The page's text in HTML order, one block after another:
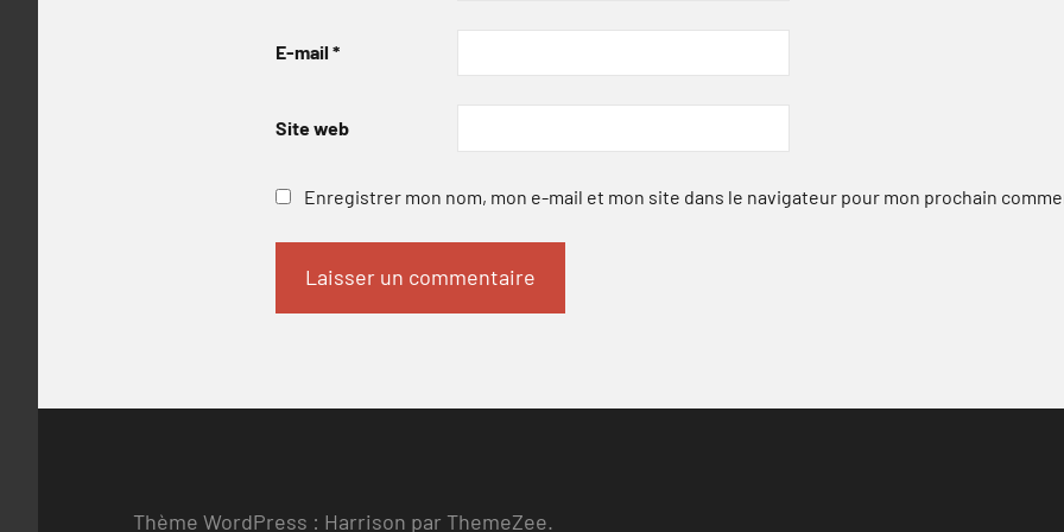
E-mail *
Site web
Enregistrer mon nom, mon e-mail et mon site dans le navigateur pour mon prochain
Thème WordPress : Harrison par ThemeZee.